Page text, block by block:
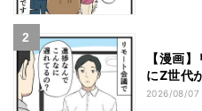
【漫画
にZ世代
2026/08/07